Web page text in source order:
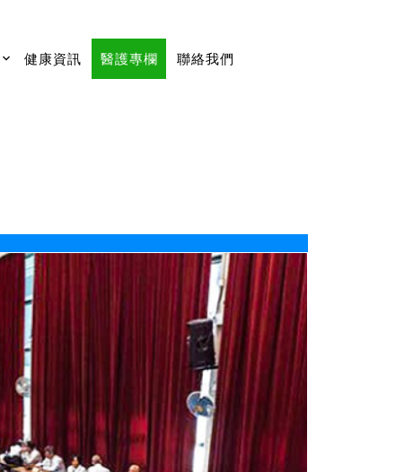
健康資訊 醫護專欄 聯絡我們